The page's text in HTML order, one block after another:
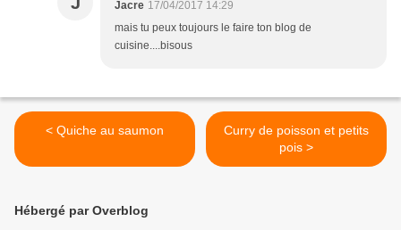
Jacre 17/04/2017 14:29
mais tu peux toujours le faire ton blog de
cuisine....bisous
< Quiche au saumon
Curry de poisson et petits
pois >
Hébergé par Overblog